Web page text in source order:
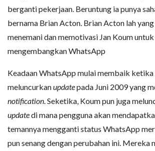
berganti pekerjaan. Beruntung ia punya
bernama Brian Acton. Brian Acton lah
menemani dan memotivasi Jan Koum
mengembangkan WhatsApp
Keadaan WhatsApp mulai membaik
meluncurkanupdatepada Juni 2009 yang
notification . Seketika, Koum pun juga
updatedi mana pengguna akan
temannya mengganti status WhatsApp
pun senang dengan perubahan ini. Mereka